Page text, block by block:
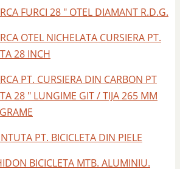
FURCI 28 " OTEL DIAMANT R.D.G.
OTEL NICHELATA CURSIERA PT.
28 INCH
PT. CURSIERA DIN CARBON PT
28 " LUNGIME GIT / TIJA 265 MM
PT. BICICLETA DIN PIELE
BICICLETA MTB. ALUMINIU.